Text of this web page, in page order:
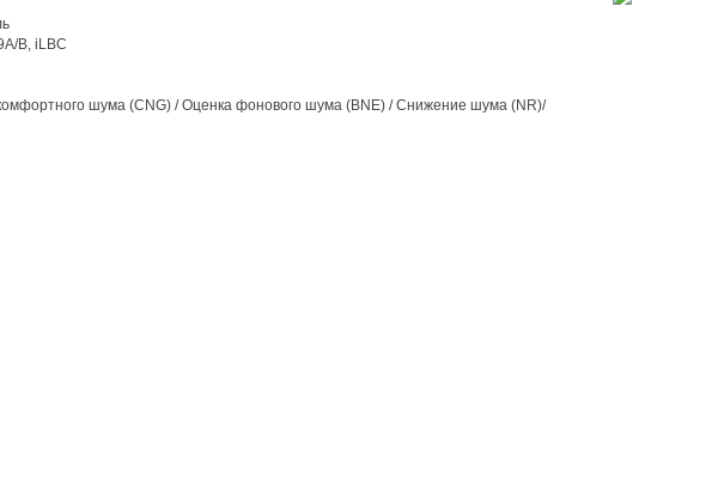
B, iLBC
шума (CNG) / Оценка фонового шума (BNE) / Снижение шума (NR)/